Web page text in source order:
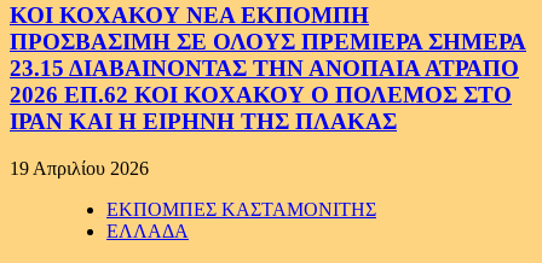
ΚΟΙ ΚΟΧΑΚΟΥ ΝΕΑ ΕΚΠΟΜΠΗ
ΠΡΟΣΒΑΣΙΜΗ ΣΕ ΟΛΟΥΣ ΠΡΕΜΙΕΡΑ ΣΗΜΕΡΑ
23.15 ΔΙΑΒΑΙΝΟΝΤΑΣ ΤΗΝ ΑΝΟΠΑΙΑ ΑΤΡΑΠΟ
2026 ΕΠ.62 ΚΟΙ ΚΟΧΑΚΟΥ Ο ΠΟΛΕΜΟΣ ΣΤΟ
ΙΡΑΝ ΚΑΙ Η ΕΙΡΗΝΗ ΤΗΣ ΠΛΑΚΑΣ
19 Απριλίου 2026
ΕΚΠΟΜΠΕΣ ΚΑΣΤΑΜΟΝΙΤΗΣ
ΕΛΛΑΔΑ